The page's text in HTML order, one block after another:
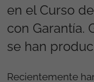
en el Curso
con Garantía.
se han
Recientemente